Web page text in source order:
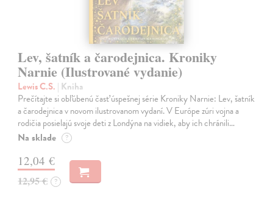
Lev, šatník a čarodejnica. Kroniky
Narnie (Ilustrované vydanie)
Lewis C.S. | Kniha
Prečítajte si obľúbenú časť úspešnej série Kroniky Narnie: Lev, šatník
a čarodejnica v novom ilustrovanom vydaní. V Európe zúri vojna a
rodičia posielajú svoje deti z Londýna na vidiek, aby ich chránili…
Na sklade ?
12,04 €
12,95 € ?